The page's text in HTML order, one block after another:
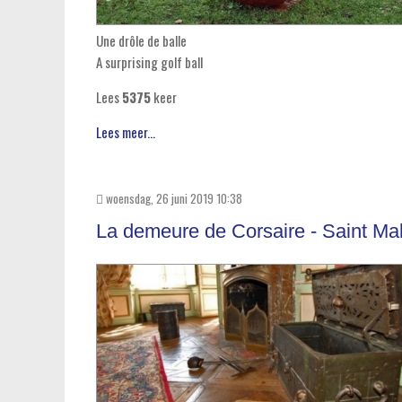
Une drôle de balle
A surprising golf ball
Lees5375keer
Lees meer...
woensdag, 26 juni 2019 10:38
La demeure de Corsaire - Saint